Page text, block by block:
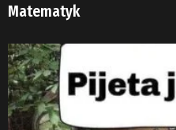
Matematyk